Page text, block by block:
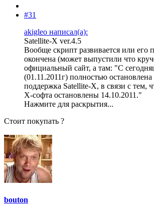
#31
akigleo написал(а):
Satellite-X ver.4.5
Вообще скрипт развивается или его
окончена (может выпустили что
официальный сайт, а там: "С
(01.11.2011г) полностью остановлена
поддержка Satellite-X, в связи с тем,
X-софта остановлены 14.10.2011."
Нажмите для раскрытия...
Стоит покупать ?
bouton